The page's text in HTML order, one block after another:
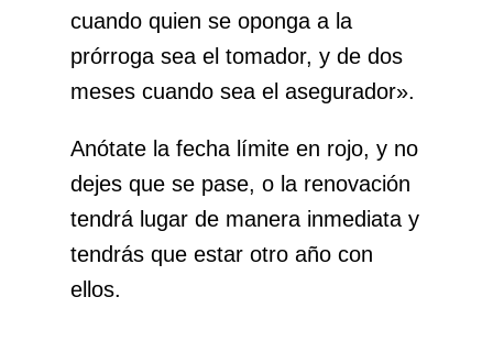
cuando quien se oponga a la
prórroga sea el tomador, y de dos
meses cuando sea el asegurador».
Anótate la fecha límite en rojo, y no
dejes que se pase, o la renovación
tendrá lugar de manera inmediata y
tendrás que estar otro año con
ellos.